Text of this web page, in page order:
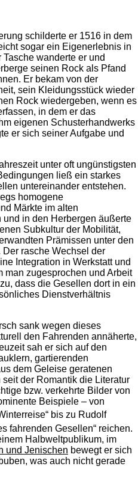
schilderte er 1516 in dem
sogar ein Eigenerlebnis in
wanderte er und
seinen Rock als Pfand
Er bekam von der
sein Kleidungsstück wieder
Rock wiedergeben, wenn es
in dem er das
eigenen Schusterhandwerks
er sich seiner Aufgabe und
unter oft ungünstigsten
ließ ein starkes
untereinander entstehen.
homogene
Märkte im alten
in den Herbergen äußerte
Subkultur der Mobilität,
Prämissen unter den
rasche Wechsel der
Integration in Werkstatt und
man zugesprochen und Arbeit
dass die Gesellen dort in ein
Dienstverhältnis
sank wegen dieses
den Fahrenden annäherte,
sah er sich auf den
gartierenden
dem Geleise geratenen
der Romantik die Literatur
bzw. verkehrte Bilder von
Beispiele – von
bis zu Rudolf
fahrenden Gesellen“ reichen.
Halbweltpublikum, im
und Jenischen bewegt er sich
was auch nicht gerade